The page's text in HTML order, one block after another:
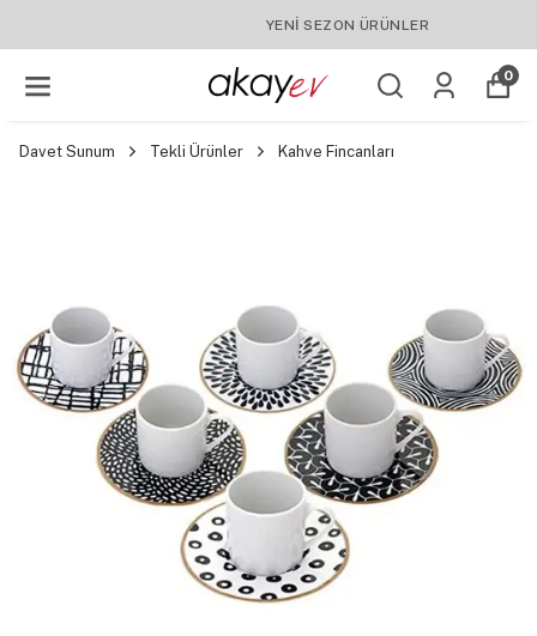
YENI SEZON ÜRÜNLER
0
Davet Sunum Tekli Ürünler Kahve Fincanları